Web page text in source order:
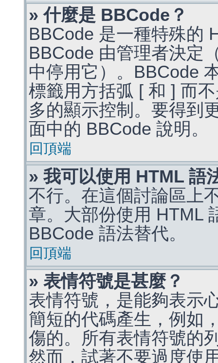
» 什麼是 BBCode？
BBCode 是一種特殊的
BBCode 由管理者決定
中停用它）。BBCode
標籤用方括弧 [ 和 ] 而
多的顯示控制。要得到
面中的 BBCode 說明。
回頂端
» 我可以使用 HTML 語
不行。在這個討論區上
章。大部份使用 HTML
BBCode 語法替代。
回頂端
» 表情符號是甚麼？
表情符號，是能夠表示
簡短的代碼產生，例如
傷的。所有表情符號的
然而，試著不要過度使